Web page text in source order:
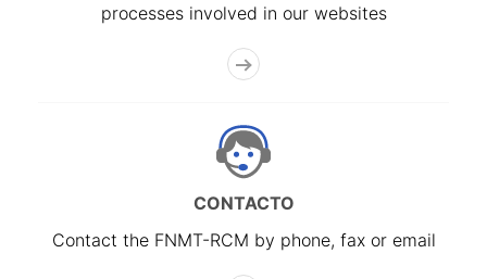
processes involved in our websites
CONTACTO
Contact the FNMT-RCM by phone, fax or email